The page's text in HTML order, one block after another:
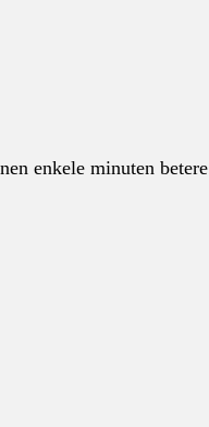
enkele minuten betere